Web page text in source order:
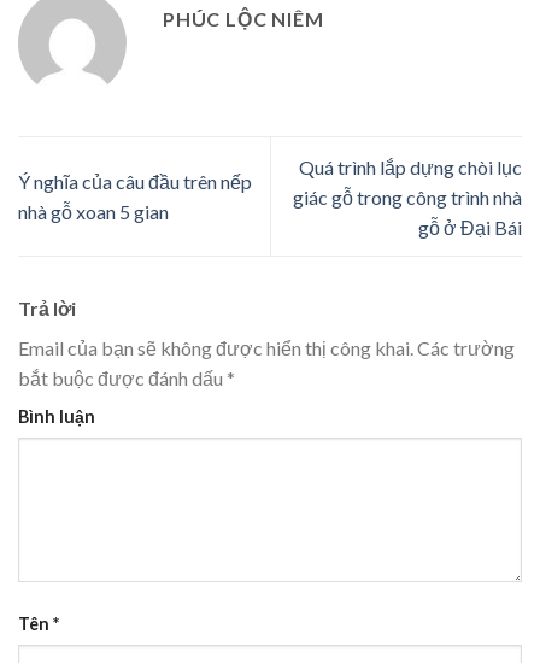
PHÚC LỘC NIÊM
Ý nghĩa của câu đầu trên nếp
nhà gỗ xoan 5 gian
Quá trình lắp dựng chòi lục
giác gỗ trong công trình nhà
gỗ ở Đại Bái
Trả lời
Email của bạn sẽ không được hiển thị công khai.Các trường
bắt buộc được đánh dấu *
Bình luận
Tên *